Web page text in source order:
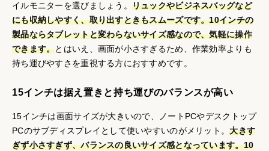
イルモニターを選びましょう。 リュックやビジネスバッグなど
にも収納しやすく、取り出すときもスムーズです。10インチの
製品ならタブレットと変わらないサイズ感なので、気軽に操作
できます。とはいえ、画面が小さすぎるため、作業効率よりも
持ち運びやすさを重視する方におすすめです。
15インチは据え置きと持ち運びのバランスが高い
15インチは画面サイズが大きいので、ノートPCやデスクトップ
PCのサブディスプレイとして使いやすいのがメリット。大きす
ぎず小さすぎず、バランスの良いサイズ感となっています。10